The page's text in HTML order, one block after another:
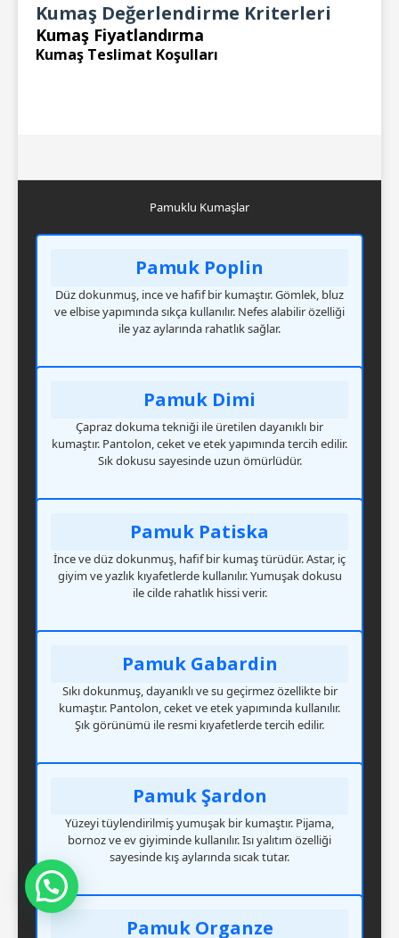
Kumaş Değerlendirme Kriterleri
Kumaş Fiyatlandırma
Kumaş Teslimat Koşulları
Pamuklu Kumaşlar
Pamuk Poplin
Düz dokunmuş, ince ve hafif bir kumaştır. Gömlek, bluz
ve elbise yapımında sıkça kullanılır. Nefes alabilir özelliği
ile yaz aylarında rahatlık sağlar.
Pamuk Dimi
Çapraz dokuma tekniği ile üretilen dayanıklı bir
kumaştır. Pantolon, ceket ve etek yapımında tercih edilir.
Sık dokusu sayesinde uzun ömürlüdür.
Pamuk Patiska
İnce ve düz dokunmuş, hafif bir kumaş türüdür. Astar, iç
giyim ve yazlık kıyafetlerde kullanılır. Yumuşak dokusu
ile cilde rahatlık hissi verir.
Pamuk Gabardin
Sıkı dokunmuş, dayanıklı ve su geçirmez özellikte bir
kumaştır. Pantolon, ceket ve etek yapımında kullanılır.
Şık görünümü ile resmi kıyafetlerde tercih edilir.
Pamuk Şardon
Yüzeyi tüylendirilmiş yumuşak bir kumaştır. Pijama,
bornoz ve ev giyiminde kullanılır. Isı yalıtım özelliği
sayesinde kış aylarında sıcak tutar.
Pamuk Organze